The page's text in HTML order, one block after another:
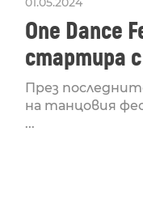
One Dance
стартира
Lucid,
рейв
През
на танцовия
...